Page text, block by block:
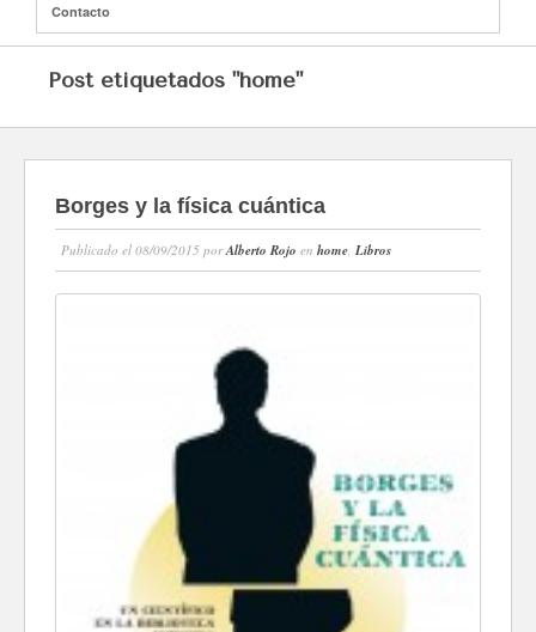
Contacto
Post etiquetados "home"
Borges y la física cuántica
Publicado el 08/09/2015 porAlberto Rojo en home, Libros